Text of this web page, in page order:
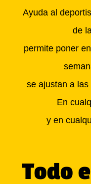
Ayuda al
de
permite poner
se ajustan a
En
y en
Todo